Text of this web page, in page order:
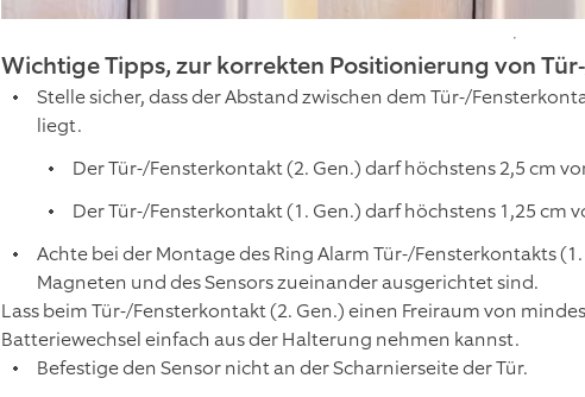
Wichtige Tipps, zur korrekten Positionierung von
Stelle sicher, dass der Abstand zwischen dem Tür-/
liegt.
Der Tür-/Fensterkontakt (2. Gen.) darf höchstens 2,5 cm
Der Tür-/Fensterkontakt (1. Gen.) darf höchstens 1,25 cm
Achte bei der Montage des Ring Alarm Tür-/Fensterkontakts
Magneten und des Sensors zueinander ausgerichtet sind.
Lass beim Tür-/Fensterkontakt (2. Gen.) einen Freiraum von
Batteriewechsel einfach aus der Halterung nehmen kannst.
Befestige den Sensor nicht an der Scharnierseite der Tür.